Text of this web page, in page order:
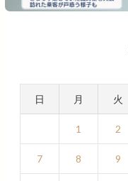
日 月 火
1 2
7 8 9